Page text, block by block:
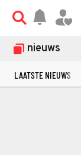
nieuws
LAATSTE NIEUWS